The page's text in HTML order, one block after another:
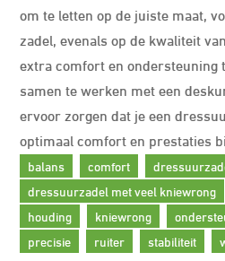
om te letten op de juiste maat,
zadel, evenals op de kwaliteit
extra comfort en ondersteuning
samen te werken met een
ervoor zorgen dat je een
optimaal comfort en prestaties
balans comfort
dressuurzadel met veel kniewrong
houding
kniewrong
precisie
ruiter stabiliteit